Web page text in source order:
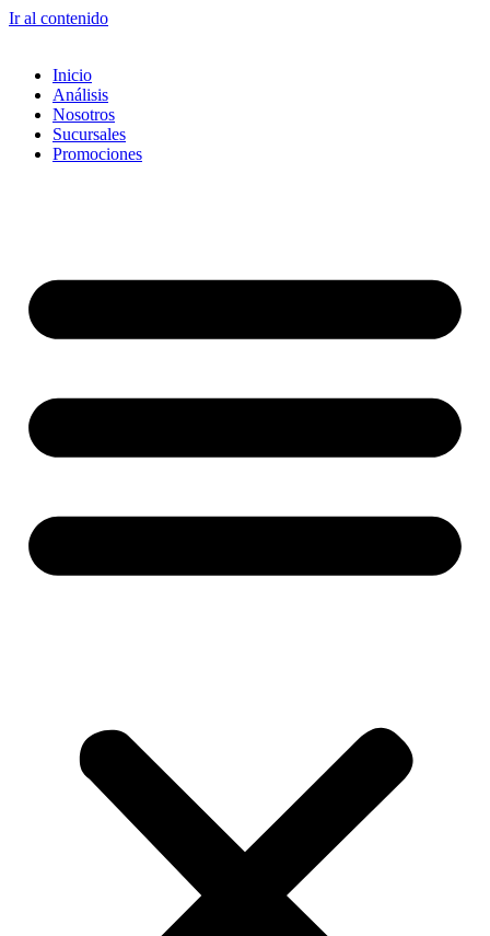
Ir al contenido
Inicio
Análisis
Nosotros
Sucursales
Promociones